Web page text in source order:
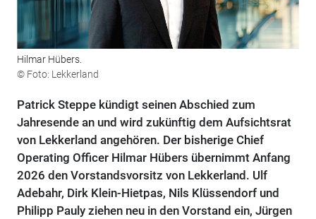
Hilmar Hübers.
© Foto: Lekkerland
Patrick Steppe kündigt seinen Abschied zum
Jahresende an und wird zukünftig dem Aufsichtsrat
von Lekkerland angehören. Der bisherige Chief
Operating Officer Hilmar Hübers übernimmt Anfang
2026 den Vorstandsvorsitz von Lekkerland. Ulf
Adebahr, Dirk Klein-Hietpas, Nils Klüssendorf und
Philipp Pauly ziehen neu in den Vorstand ein, Jürgen